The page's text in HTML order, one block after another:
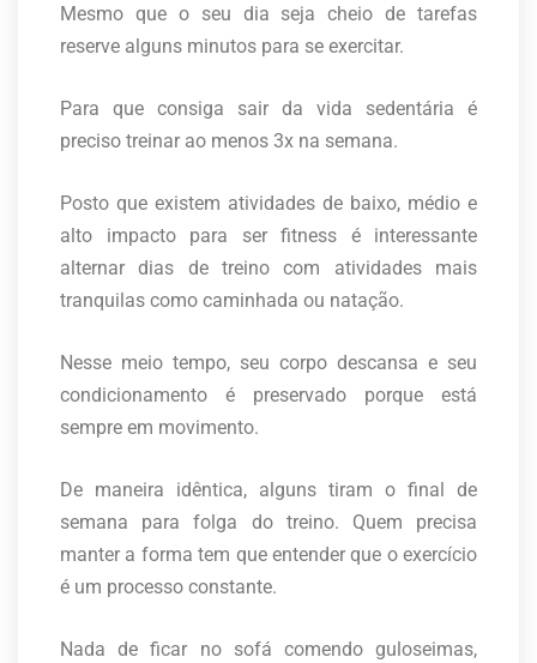
Mesmo que o seu dia seja cheio de tarefas
reserve alguns minutos para se exercitar.
Para que consiga sair da vida sedentária é
preciso treinar ao menos 3x na semana.
Posto que existem atividades de baixo, médio e
alto impacto para ser fitness é interessante
alternar dias de treino com atividades mais
tranquilas como caminhada ou natação.
Nesse meio tempo, seu corpo descansa e seu
condicionamento é preservado porque está
sempre em movimento.
De maneira idêntica, alguns tiram o final de
semana para folga do treino. Quem precisa
manter a forma tem que entender que o exercício
é um processo constante.
Nada de ficar no sofá comendo guloseimas,